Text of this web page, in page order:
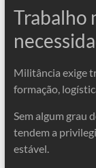
Trabalho
Militância exige
formação,
Sem algum grau
tendem a
estável.